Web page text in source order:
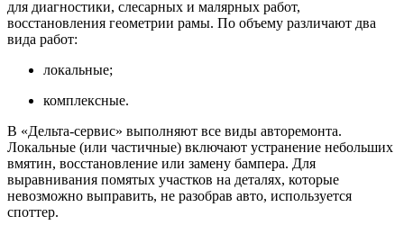
для диагностики, слесарных и малярных работ,
восстановления геометрии рамы. По объему различают два
вида работ:
локальные;
комплексные.
В «Дельта-сервис» выполняют все виды авторемонта.
Локальные (или частичные) включают устранение небольших
вмятин, восстановление или замену бампера. Для
выравнивания помятых участков на деталях, которые
невозможно выправить, не разобрав авто, используется
споттер.